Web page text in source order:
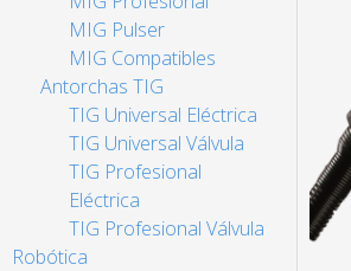
MIG Pulser
MIG Compatibles
Antorchas TIG
TIG Universal Eléctrica
TIG Universal Válvula
TIG Profesional
Eléctrica
TIG Profesional Válvula
Robótica